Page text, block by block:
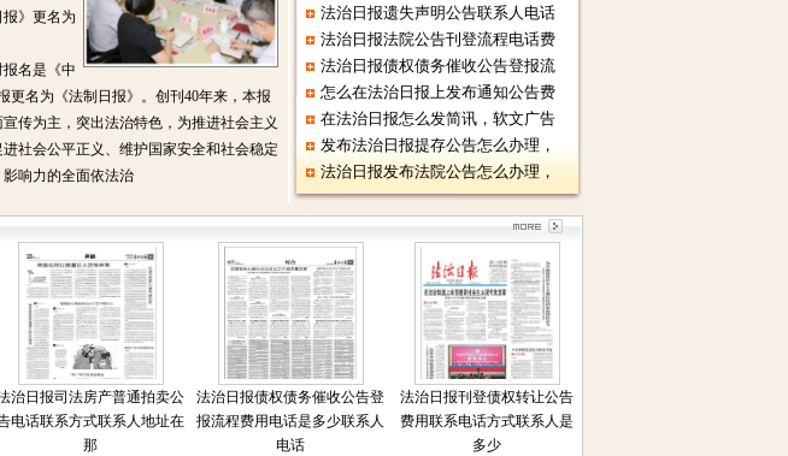
》更名为
名是《中
更名为《法制日报》。创刊40年来，本报
传为主，突出法治特色，为推进社会主义
社会公平正义、维护国家安全和社会稳定
响力的全面依法治
法治日报遗失声明公告联系人电话
法治日报法院公告刊登流程电话费
法治日报债权债务催收公告登报流
怎么在法治日报上发布通知公告费
在法治日报怎么发简讯，软文广告
发布法治日报提存公告怎么办理，
法治日报发布法院公告怎么办理，
治日报司法房产普通拍卖公
电话联系方式联系人地址在
那
法治日报债权债务催收公告登
报流程费用电话是多少联系人
电话
法治日报刊登债权转让公告
费用联系电话方式联系人是
多少